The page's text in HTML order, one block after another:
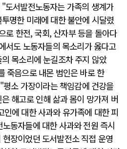
도서발전노동자는 가족의 생계가
명한 미래에 대한 불안에 시달렸
로 한전, 국회, 산자부 등을 돌아다
서도 노동자들의 목소리가 옳다고
목소리에 눈길조차 주지 않았
죽음으로 내몬 범인은 바로 한
소 가장이라는 책임감에 건강을
해고로 인해 삶과 몸이 망가져 버
에 대한 사과와 유가족에 대한 피
동자들에 대한 사과와 전원 즉시
장이었던 도서발전소 직접 운영